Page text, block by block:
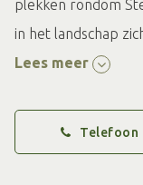
plekken rondom
in het landschap
de Vreekolk, de
Lees meer
Telefoon